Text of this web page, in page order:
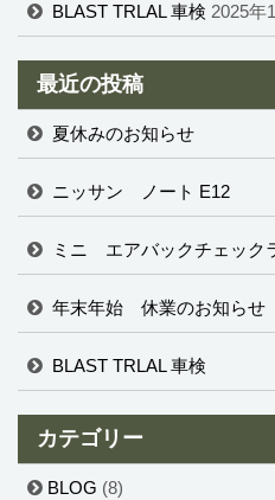
BLAST TRLAL 車検 2025年
最近の投稿
夏休みのお知らせ
ニッサン ノート E12
ミニ エアバックチェック
年末年始 休業のお知らせ
BLAST TRLAL 車検
カテゴリー
BLOG (8)